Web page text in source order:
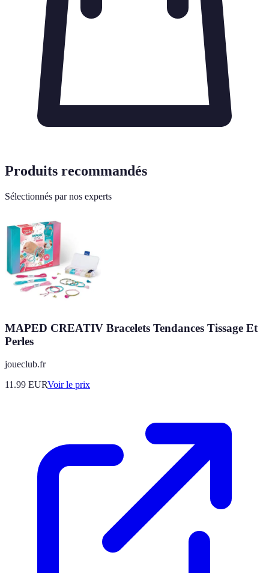
Produits recommandés
Sélectionnés par nos experts
MAPED CREATIV Bracelets Tendances Tissage Et
Perles
joueclub.fr
11.99 EURVoir le prix